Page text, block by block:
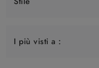
I più visti a :